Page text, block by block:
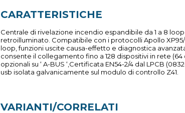
CARATTERISTICHE
Centrale di rivelazione incendio espandibile da 1 a 8
retroilluminato. Compatibile con i protocolli Apollo
loop, funzioni uscite causa-effetto e diagnostica
consente il collegamento fino a 128 dispositivi in rete
opzionali su ‘ A-BUS ‘,Certificata EN54-2/4 dal LPCB
usb isolata galvanicamente sul modulo di controllo Z41.
VARIANTI/CORRELATI